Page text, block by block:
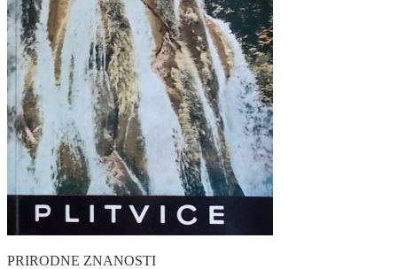
PRIRODNE ZNANOSTI